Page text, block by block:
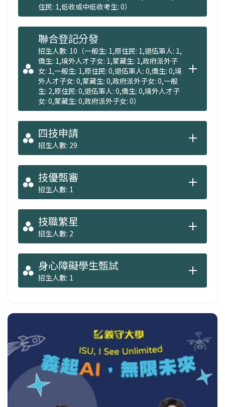
標明確化及接軌產業需求，落實證能合一，強
化實務增能，發展「適性揚才、務實致用」的
教學特色，達成｢畢業即就業，上班即上手｣的
技職教育目標。
此外，本系為擴大培養休閒保健療養、休閒資
源規劃及休閒產業經營管理等方面相關專業人
才，設有「休閒保健管理系(含碩士班)」，以提
供同學們未來進一步深造。
（文由嘉南藥理大學休閒遊憩與保健管理系提
供）
住民: 1,低收或中低收考生: 0）
聯合登記分發
招生人數: 10（一般生: 1,原住民: 1,退伍軍人: 1,
僑生: 1,境外人才子女: 1,蒙藏生: 1,政府派外子
女: 1,一般生: 1,原住民: 0,退伍軍人: 0,僑生: 0,境
外人才子女: 0,蒙藏生: 0,政府派外子女: 0,一般
生: 2,原住民: 0,退伍軍人: 0,僑生: 0,境外人才子
女: 0,蒙藏生: 0,政府派外子女: 0）
四技申請
招生人數: 29
技優甄審
招生人數: 1
技職繁星
招生人數: 2
身心障礙學生甄試
招生人數: 1